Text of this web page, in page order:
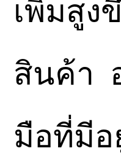
เพิ่มสูง
สินค้า
มือที่มีอ